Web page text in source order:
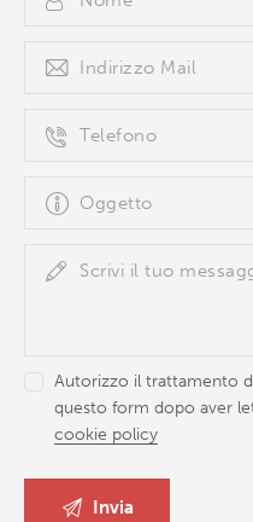
Autorizzo il trattamento
questo form dopo aver
cookie policy